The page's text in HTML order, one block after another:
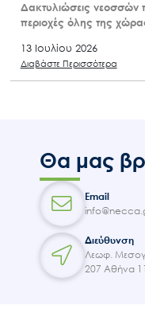
Δακτυλιώσεις νεοσσών
περιοχές όλης της
13 Ιουλίου 2026
Διαβάστε Περισσότερα
Θα μας
Email
Διεύθυνση
Λεωφ.
207 Αθήνα